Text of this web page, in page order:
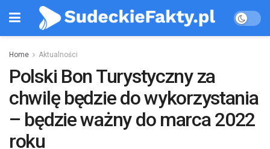
Home Aktualności
Polski Bon Turystyczny za
chwilę będzie do wykorzystania
– będzie ważny do marca 2022
roku